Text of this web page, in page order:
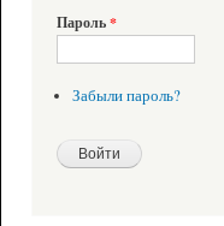
Пароль*
Забыли пароль?